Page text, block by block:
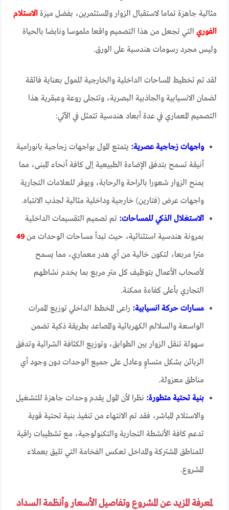
مثالية جاهزة تماما لاستقبال الزوار والمستثمرين، بفضل ميزةالاستلام
الفوري التي تجعل من هذا التصميم واقعا ملموسا ونابضا بالحياة
وليس مجرد رسومات هندسية على الورق.
لقد تم تخطيط المساحات الداخلية والخارجية للمول بعناية فائقة
لضمان الانسيابية والجاذبية البصرية، وتتجلى روعة وعبقرية هذا
التصميم المعماري في عدة أبعاد هندسية تتمثل في الآتي:
واجهات زجاجية عصرية: يتمتع المول بواجهات زجاجية بانورامية
أنيقة تسمح بتدفق الإضاءة الطبيعية إلى كافة أنحاء المبنى، مما
يمنح الزوار شعورا بالراحة والرحابة، ويوفر للعلامات التجارية
واجهات عرض (فتارين) خارجية وداخلية مثالية لجذب الانتباه.
الاستغلال الذكي للمساحات: تم تصميم التقسيمات الداخلية
بمرونة هندسية استثنائية، حيث تبدأ مساحات الوحدات من49
مترا مربعا، لتكون خالية من أي هدر معماري، مما يسمح
لأصحاب الأعمال بتوظيف كل متر مربع بما يخدم نشاطهم
التجاري بأعلى كفاءة ممكنة.
مسارات حركة انسيابية: راعى المخطط الداخلي توزيع الممرات
الواسعة والسلالم الكهربائية والمصاعد بطريقة ذكية تضمن
سهولة تنقل الزوار بين الطوابق، وتوزيع الكثافة الشرائية وتدفق
الزبائن بشكل متساوٍ وعادل على جميع الوحدات دون وجود أي
مناطق معزولة.
بنية تحتية متطورة: نظرا لأن المول يقدم وحدات جاهزة للتشغيل
والاستلام المباشر، فقد تم الانتهاء من تنفيذ بنية تحتية قوية
تدعم كافة الأنشطة التجارية والتكنولوجية، مع تشطيبات راقية
للمناطق المشتركة والمداخل تعكس الفخامة التي تليق بعملاء
المشروع.
لمعرفة المزيد عن المشروع وتفاصيل الأسعار وأنظمة السداد